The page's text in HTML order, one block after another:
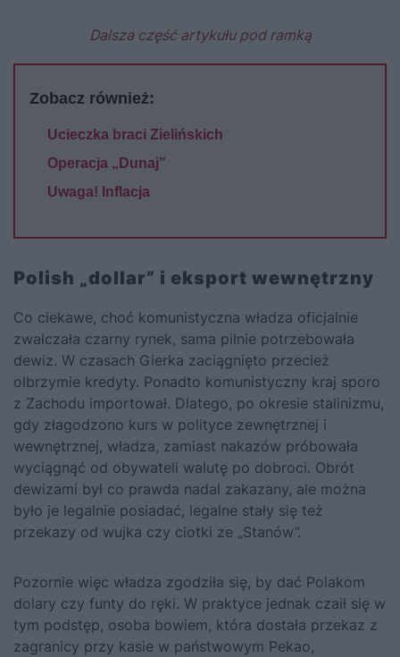
Dalsza część artykułu pod ramką
Zobacz również:
Ucieczka braci Zielińskich
Operacja „Dunaj”
Uwaga! Inflacja
Polish „dollar” i eksport wewnętrzny
Co ciekawe, choć komunistyczna władza oficjalnie
zwalczała czarny rynek, sama pilnie potrzebowała
dewiz. W czasach Gierka zaciągnięto przecież
olbrzymie kredyty. Ponadto komunistyczny kraj sporo
z Zachodu importował. Dlatego, po okresie stalinizmu,
gdy złagodzono kurs w polityce zewnętrznej i
wewnętrznej, władza, zamiast nakazów próbowała
wyciągnąć od obywateli walutę po dobroci. Obrót
dewizami był co prawda nadal zakazany, ale można
było je legalnie posiadać, legalne stały się też
przekazy od wujka czy ciotki ze „Stanów”.
Pozornie więc władza zgodziła się, by dać Polakom
dolary czy funty do ręki. W praktyce jednak czaił się w
tym podstęp, osoba bowiem, która dostała przekaz z
zagranicy przy kasie w państwowym Pekao,